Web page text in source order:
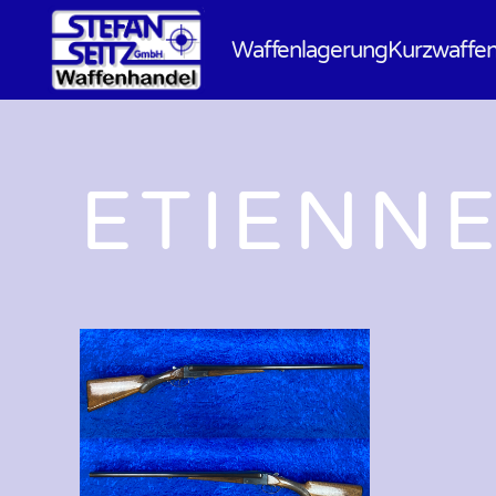
Waffenlagerung
ETIENNE